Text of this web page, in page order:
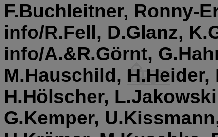
F.Buchleitner, Ronny-
info/R.Fell, D.Glanz,
info/A.&R.Görnt,
M.Hauschild, H.Heider,
H.Hölscher,
G.Kemper,